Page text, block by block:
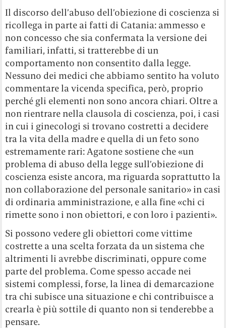
Il discorso dell’abuso dell’obiezione di coscienza si
ricollega in parte ai fatti di Catania: ammesso e
non concesso che sia confermata la versione dei
familiari, infatti, si tratterebbe di un
comportamento non consentito dalla legge.
Nessuno dei medici che abbiamo sentito ha voluto
commentare la vicenda specifica, però, proprio
perché gli elementi non sono ancora chiari. Oltre a
non rientrare nella clausola di coscienza, poi, i casi
in cui i ginecologi si trovano costretti a decidere
tra la vita della madre e quella di un feto sono
estremamente rari: Agatone sostiene che «un
problema di abuso della legge sull’obiezione di
coscienza esiste ancora, ma riguarda soprattutto la
non collaborazione del personale sanitario» in casi
di ordinaria amministrazione, e alla fine «chi ci
rimette sono i non obiettori, e con loro i pazienti».
Si possono vedere gli obiettori come vittime
costrette a una scelta forzata da un sistema che
altrimenti li avrebbe discriminati, oppure come
parte del problema. Come spesso accade nei
sistemi complessi, forse, la linea di demarcazione
tra chi subisce una situazione e chi contribuisce a
crearla è più sottile di quanto non si tenderebbe a
pensare.